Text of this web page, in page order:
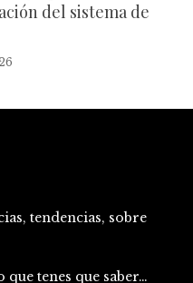
del sistema de
tendencias, sobre
tenes que saber…